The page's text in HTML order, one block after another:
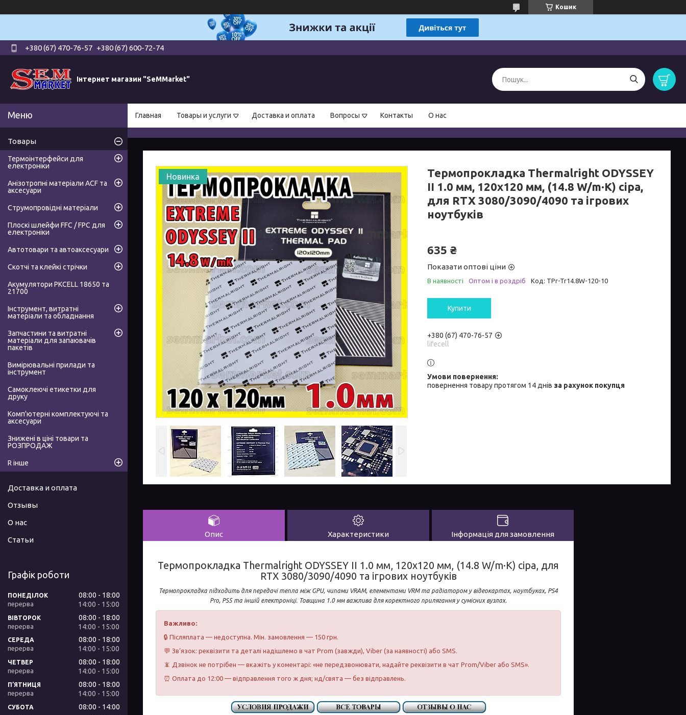
Кошик
+380 (67) 470-76-57 +380 (67) 600-72-74
Інтернет магазин "SeMMarket"
Главная Товары и услуги Доставка и оплата Вопросы Контакты О нас
Новинка
Термопрокладка Thermalright ODYSSEY
II 1.0 мм, 120x120 мм, (14.8 W/m·K) сіра,
для RTX 3080/3090/4090 та ігрових
ноутбуків
635 ₴
Показати оптові ціни
В наявності Оптом і в роздріб Код: TPr-Tr14.8W-120-10
Купити
+380 (67) 470-76-57
lifecell
повернення товару протягом 14 днів за рахунок покупця
Опис Характеристики Інформація для замовлення
Термопрокладка Thermalright ODYSSEY II 1.0 мм, 120x120 мм, (14.8 W/m·K) сіра, для
RTX 3080/3090/4090 та ігрових ноутбуків
Термопрокладка підходить для передачі тепла між GPU, чипами VRAM, елементами VRM та радіатором у відеокартах, ноутбуках, PS4
Pro, PS5 та іншій електроніці. Товщина 1.0 мм важлива для коректного прилягання у сумісних вузлах.
Важливо:
🔒 Післяплата — недоступна. Мін. замовлення — 150 грн.
💬 Зв’язок: реквізити та деталі надішлемо в чат Prom (завжди), Viber (за наявності) або SMS.
📵 Дзвінок не потрібен — вкажіть у коментарі: «не передзвонювати, надайте реквізити в чат Prom/Viber або SMS».
⏰ Оплата до 12:00 — відправлення того ж дня; нд/свята — без відправлень.
Товары
Термоінтерфейси для
електроніки
Анізотропні матеріали ACF та
аксесуари
Струмопровідні матеріали
Плоскі шлейфи FFC / FPC для
електроніки
Автотовари та автоаксесуари
Скотчі та клейкі стрічки
Акумулятори PKCELL 18650 та
21700
Інструмент, витратні
матеріали та обладнання
Запчастини та витратні
матеріали для запаювачів
пакетів
Вимірювальні прилади та
інструмент
Самоклеючі етикетки для
друку
Комп'ютерні комплектуючі та
аксесуари
Знижені в ціні товари та
РОЗПРОДАЖ
R інше
Доставка и оплата
Отзывы
О нас
Статьи
Графік роботи
ПОНЕДІЛОК 08:00
18:00
14:00
15:00
ВІВТОРОК 08:00
18:00
14:00
15:00
СЕРЕДА 08:00
18:00
14:00
15:00
ЧЕТВЕР 08:00
18:00
14:00
15:00
ПʼЯТНИЦЯ 08:00
18:00
14:00
15:00
СУБОТА 08:00 14:00